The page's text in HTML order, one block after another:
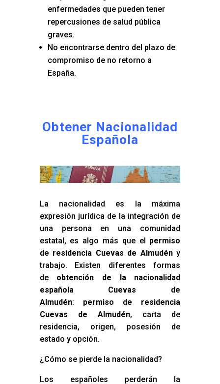
enfermedades que pueden tener
repercusiones de salud pública
graves.
No encontrarse dentro del plazo de
compromiso de no retorno a
España.
Obtener Nacionalidad
Española
La nacionalidad es la máxima
expresión jurídica de la integración de
una persona en una comunidad
estatal, es algo más que el permiso
de residencia Cuevas de Almudény
trabajo. Existen diferentes formas
de obtención de la nacionalidad
española Cuevas de
Almudén: permiso de residencia
Cuevas de Almudén, carta de
residencia, origen, posesión de
estado y opción.
¿Cómo se pierde la nacionalidad?
Los españoles perderán la